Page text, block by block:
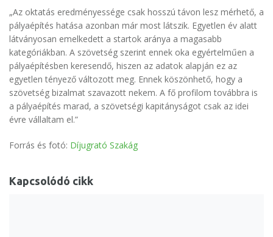
„Az oktatás eredményessége csak hosszú távon lesz mérhető, a
pályaépítés hatása azonban már most látszik. Egyetlen év alatt
látványosan emelkedett a startok aránya a magasabb
kategóriákban. A szövetség szerint ennek oka egyértelműen a
pályaépítésben keresendő, hiszen az adatok alapján ez az
egyetlen tényező változott meg. Ennek köszönhető, hogy a
szövetség bizalmat szavazott nekem. A fő profilom továbbra is
a pályaépítés marad, a szövetségi kapitányságot csak az idei
évre vállaltam el.”
Forrás és fotó: Díjugrató Szakág
Kapcsolódó cikk